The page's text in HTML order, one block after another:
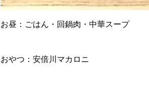
お昼：ごはん・回鍋肉・中華スープ
おやつ：安倍川マカロニ